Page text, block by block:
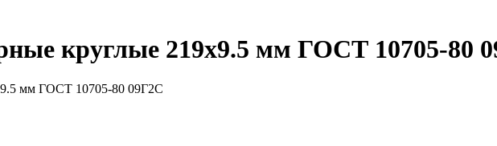
круглые 219x9.5 мм ГОСТ 10705-80